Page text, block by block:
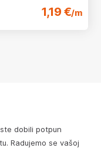
1,19 €/m
dobili potpun
Radujemo se vašoj